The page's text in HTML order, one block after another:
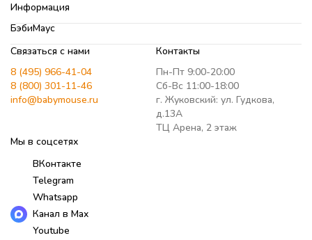
Информация
БэбиМаус
Связаться с нами
8 (495) 966-41-04
8 (800) 301-11-46
info@babymouse.ru
Контакты
Пн-Пт 9:00-20:00
Сб-Вс 11:00-18:00
г. Жуковский: ул. Гудкова,
д.13А
ТЦ Арена, 2 этаж
Мы в соцсетях
ВКонтакте
Telegram
Whatsapp
Канал в Max
Youtube